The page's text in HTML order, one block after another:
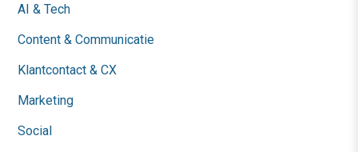
AI & Tech
Content & Communicatie
Klantcontact & CX
Marketing
Social